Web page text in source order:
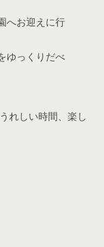
へお迎えに行
ゆっくりだべ
れしい時間、楽し